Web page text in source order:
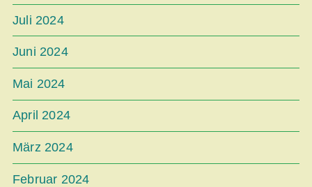
Juli 2024
Juni 2024
Mai 2024
April 2024
März 2024
Februar 2024